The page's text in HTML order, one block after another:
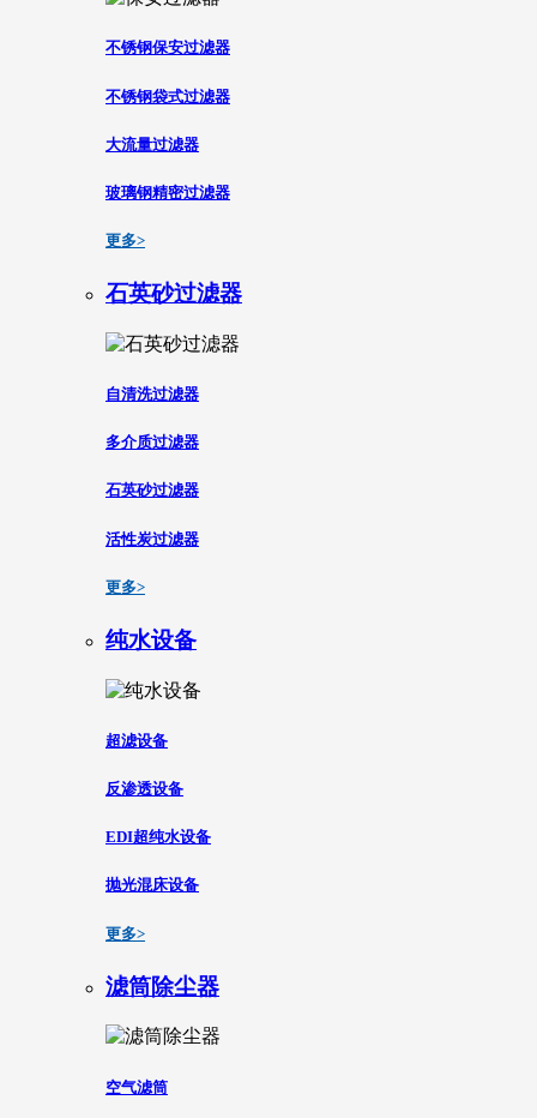
不锈钢保安过滤器
不锈钢袋式过滤器
大流量过滤器
玻璃钢精密过滤器
更多>
石英砂过滤器
自清洗过滤器
多介质过滤器
石英砂过滤器
活性炭过滤器
更多>
纯水设备
超滤设备
反渗透设备
EDI超纯水设备
抛光混床设备
更多>
滤筒除尘器
空气滤筒